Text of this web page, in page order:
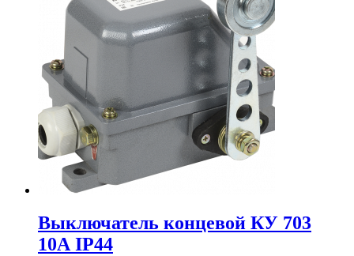
Выключатель концевой КУ 703
10А IP44